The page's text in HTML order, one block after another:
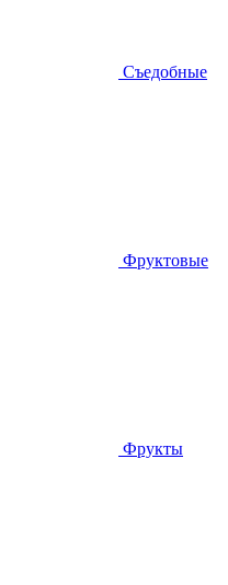
Съедобные
Фруктовые
Фрукты